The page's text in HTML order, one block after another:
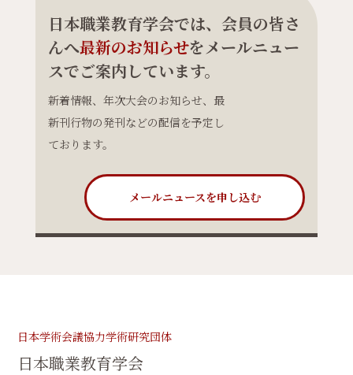
日本職業教育学会では、会員の皆さ
んへ最新のお知らせをメールニュー
スでご案内しています。
新着情報、年次大会のお知らせ、最
新刊行物の発刊などの配信を予定し
ております。
メールニュースを申し込む
日本学術会議協力学術研究団体
日本職業教育学会